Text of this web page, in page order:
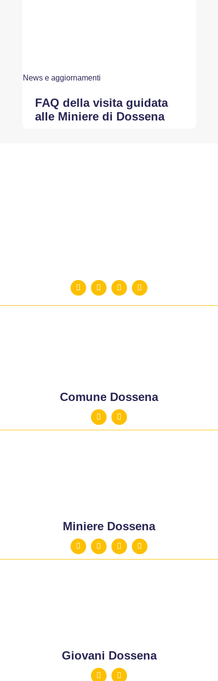
News e aggiornamenti
FAQ della visita guidata
alle Miniere di Dossena
Comune Dossena
Miniere Dossena
Giovani Dossena